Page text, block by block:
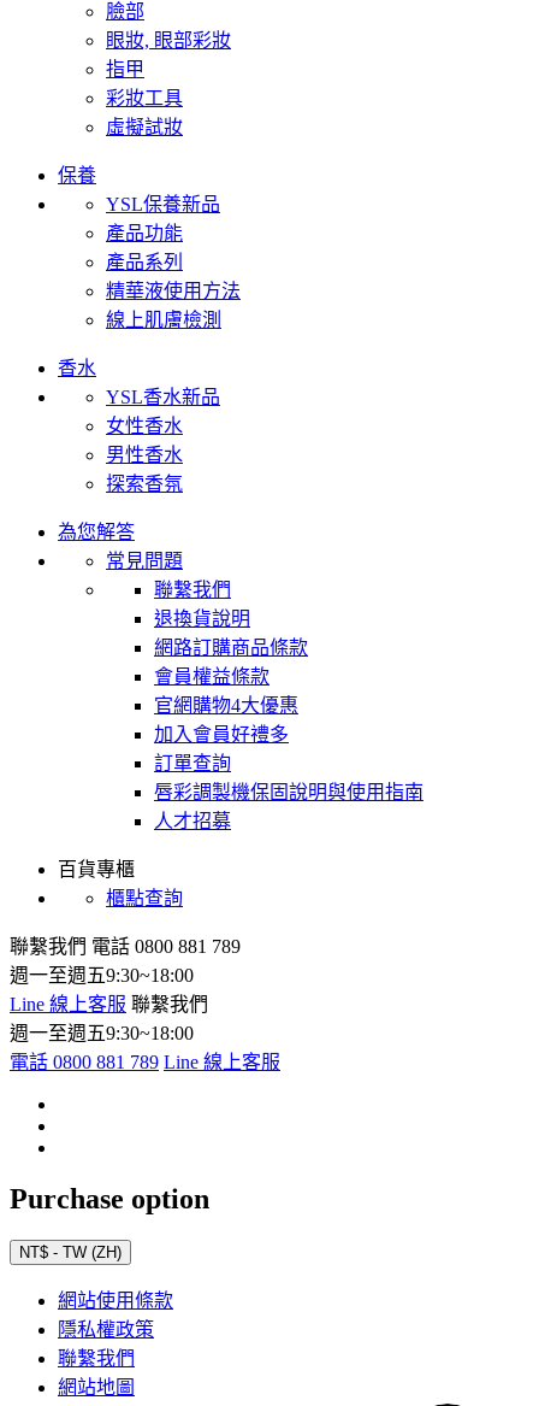
臉部
眼妝, 眼部彩妝
指甲
彩妝工具
虛擬試妝
保養
YSL保養新品
產品功能
產品系列
精華液使用方法
線上肌膚檢測
香水
YSL香水新品
女性香水
男性香水
探索香氛
為您解答
常見問題
聯繫我們
退換貨說明
網路訂購商品條款
會員權益條款
官網購物4大優惠
加入會員好禮多
訂單查詢
唇彩調製機保固說明與使用指南
人才招募
百貨專櫃
櫃點查詢
聯繫我們 電話 0800 881 789
週一至週五9:30~18:00
Line 線上客服 聯繫我們
週一至週五9:30~18:00
電話 0800 881 789 Line 線上客服
Purchase option
NT$ - TW (ZH)
網站使用條款
隱私權政策
聯繫我們
網站地圖